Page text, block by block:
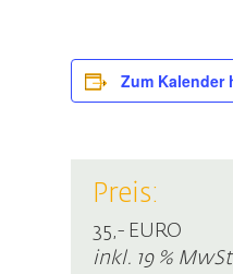
Zum Kalender
Preis:
35,- EURO
inkl. 19 %